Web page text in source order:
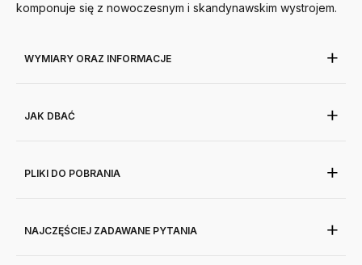
komponuje się z nowoczesnym i skandynawskim wystrojem.
WYMIARY ORAZ INFORMACJE
JAK DBAĆ
PLIKI DO POBRANIA
NAJCZĘŚCIEJ ZADAWANE PYTANIA